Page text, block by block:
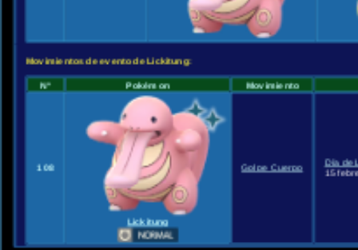
Movimientos de evento de Lickitung:
Nº Pokémon Movimiento
108
Lickitung
Golpe Cuerpo
Día de
15